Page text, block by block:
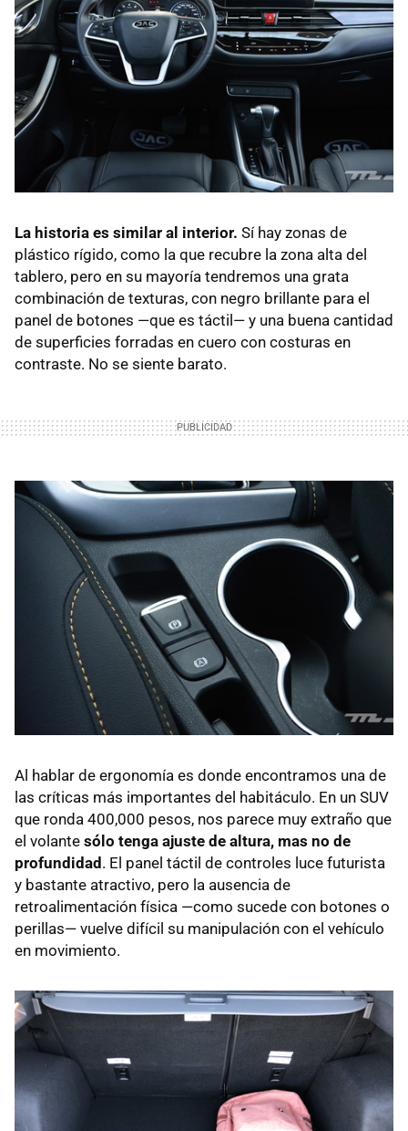
La historia es similar al interior. Sí hay zonas de
plástico rígido, como la que recubre la zona alta del
tablero, pero en su mayoría tendremos una grata
combinación de texturas, con negro brillante para el
panel de botones —que es táctil— y una buena cantidad
de superficies forradas en cuero con costuras en
contraste. No se siente barato.
Al hablar de ergonomía es donde encontramos una de
las críticas más importantes del habitáculo. En un SUV
que ronda 400,000 pesos, nos parece muy extraño que
el volante sólo tenga ajuste de altura, mas no de
profundidad . El panel táctil de controles luce futurista
y bastante atractivo, pero la ausencia de
retroalimentación física —como sucede con botones o
perillas— vuelve difícil su manipulación con el vehículo
en movimiento.